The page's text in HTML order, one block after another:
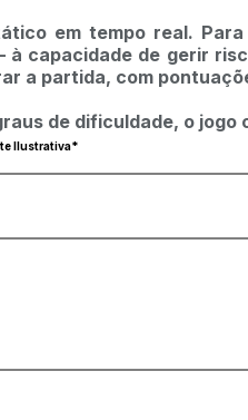
em tempo real.
à capacidade de gerir
a partida, com
de dificuldade, o
Ilustrativa*